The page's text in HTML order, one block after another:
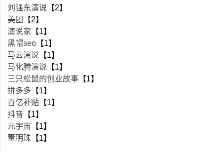
刘强东演说 【2】
美团
【2】
演说家 【1】
黑帽seo 【1】
马云演说 【1】
马化腾演说 【1】
三只松鼠的创业故事 【1】
拼多多 【1】
百亿补贴 【1】
抖音 【1】
元宇宙 【1】
董明珠 【1】